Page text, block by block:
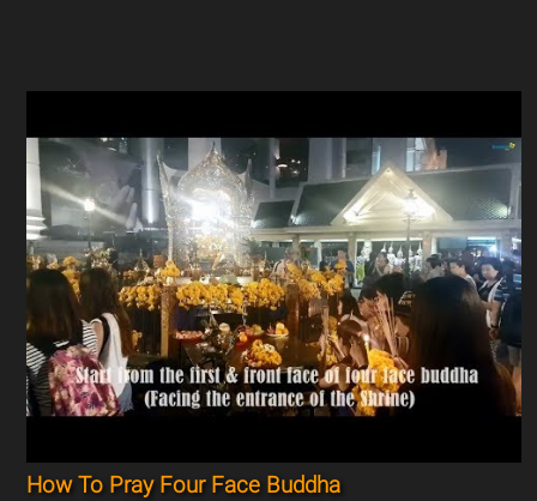
How To Pray Four Face Buddha